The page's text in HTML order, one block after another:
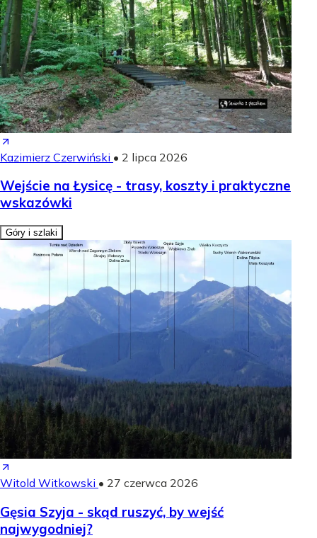
Kazimierz Czerwiński • 2 lipca 2026
Wejście na Łysicę - trasy, koszty i praktyczne
wskazówki
Góry i szlaki
Witold Witkowski • 27 czerwca 2026
Gęsia Szyja - skąd ruszyć, by wejść
najwygodniej?